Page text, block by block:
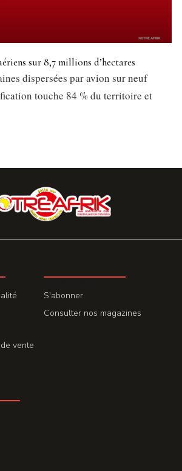
sur 8,7 millions d’hectares
dispersées par avion sur neuf
touche 84 % du territoire et
vente
S'abonner
Consulter nos magazines